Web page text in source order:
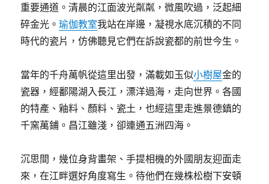
重要通道。清晨的江面波光粼粼，微風吹過，泛起細
碎金光。瑜伽教室我站在岸邊，凝視水底沉積的不同
時代的瓷片，仿佛聽見它們在訴說瓷都的前世今生。
當年的千舟萬帆從這里出發，滿載如玉似小樹屋金的
瓷器，經鄱陽湖入長江，漂洋過海，走向世界。各國
的特產、釉料、顏料、瓷土，也經這里走進景德鎮的
千窯萬鋪。昌江雖淺，卻連通五洲四海。
沉思間，幾位身背畫架、手提相機的外國朋友迎面走
來，在江畔選好角度寫生。待他們在幾株松樹下安頓